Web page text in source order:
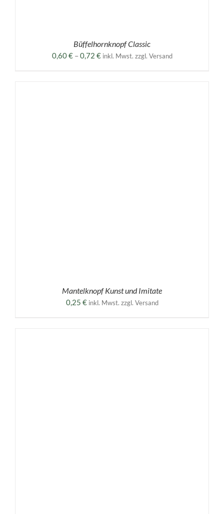
Büffelhornknopf Classic
0,60€ – 0,72 €Preisspanne:
inkl. Mwst. zzgl. Versand
Mantelknopf Kunst und Imitate
0,25 € inkl. Mwst. zzgl. Versand